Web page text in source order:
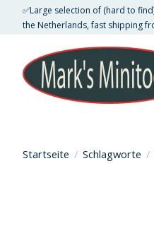
✅Large selection of (hard to
the Netherlands, fast shipping
Startseite / Schlagworte /